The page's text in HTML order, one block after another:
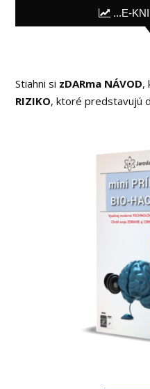
...E-
Stiahni si zDARma NÁVOD,
RIZIKO, ktoré predstavujú